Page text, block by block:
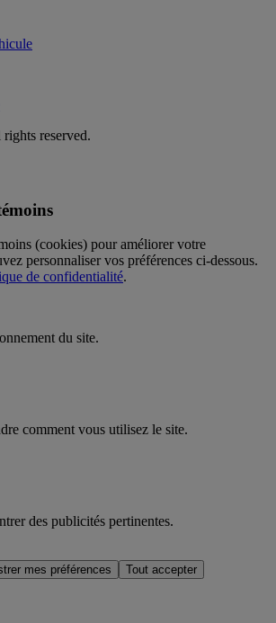
reserved.
(cookies) pour améliorer votre
personnaliser vos préférences ci-dessous.
de confidentialité.
du site.
comment vous utilisez le site.
des publicités pertinentes.
mes préférences Tout accepter